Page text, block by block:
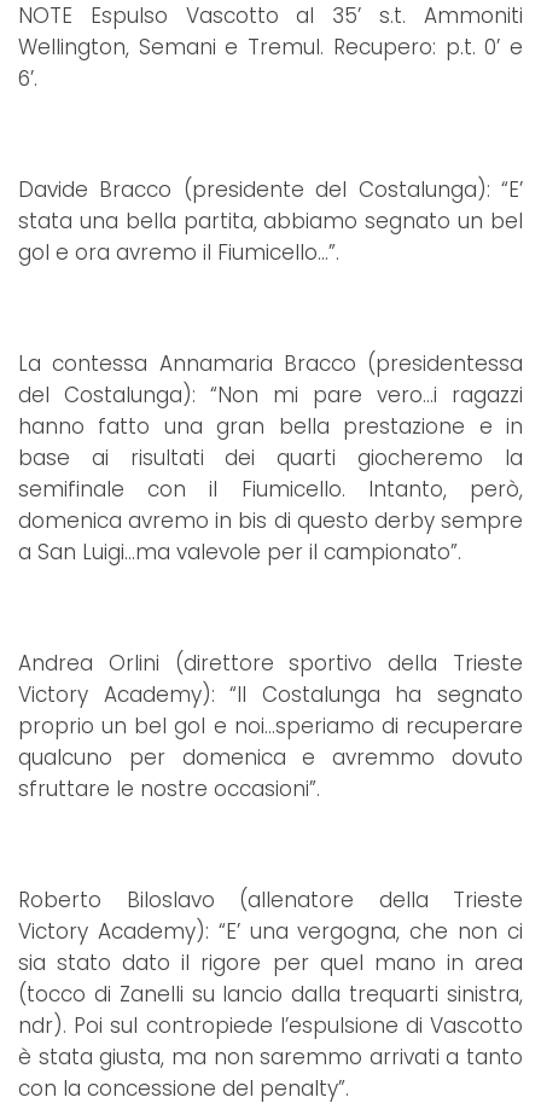
NOTE Espulso Vascotto al 35’ s.t. Ammoniti
Wellington, Semani e Tremul. Recupero: p.t. 0’ e
6’.
Davide Bracco (presidente del Costalunga): “E’
stata una bella partita, abbiamo segnato un bel
gol e ora avremo il Fiumicello…”.
La contessa Annamaria Bracco (presidentessa
del Costalunga): “Non mi pare vero…i ragazzi
hanno fatto una gran bella prestazione e in
base ai risultati dei quarti giocheremo la
semifinale con il Fiumicello. Intanto, però,
domenica avremo in bis di questo derby sempre
a San Luigi…ma valevole per il campionato”.
Andrea Orlini (direttore sportivo della Trieste
Victory Academy): “Il Costalunga ha segnato
proprio un bel gol e noi…speriamo di recuperare
qualcuno per domenica e avremmo dovuto
sfruttare le nostre occasioni”.
Roberto Biloslavo (allenatore della Trieste
Victory Academy): “E’ una vergogna, che non ci
sia stato dato il rigore per quel mano in area
(tocco di Zanelli su lancio dalla trequarti sinistra,
ndr). Poi sul contropiede l’espulsione di Vascotto
è stata giusta, ma non saremmo arrivati a tanto
con la concessione del penalty”.